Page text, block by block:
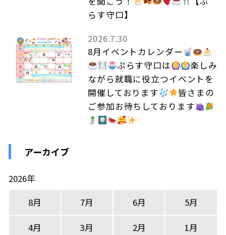
らす守口】
2026.7.30
8月イベントカレンダー
ぷらす守口は
楽しみ
ながら就職に役立つイベントを
開催しております
皆さまの
ご参加お待ちしております
アーカイブ
2026年
8月
7月 6月 5月
4月 3月 2月 1月